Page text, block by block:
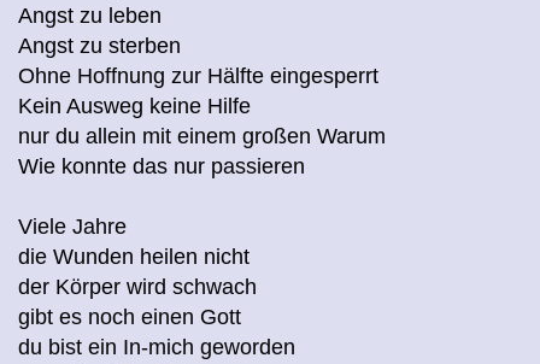
Angst zu leben
Angst zu sterben
Ohne Hoffnung zur Hälfte eingesperrt
Kein Ausweg keine Hilfe
nur du allein mit einem großen Warum
Wie konnte das nur passieren
Viele Jahre
die Wunden heilen nicht
der Körper wird schwach
gibt es noch einen Gott
du bist ein In-mich geworden